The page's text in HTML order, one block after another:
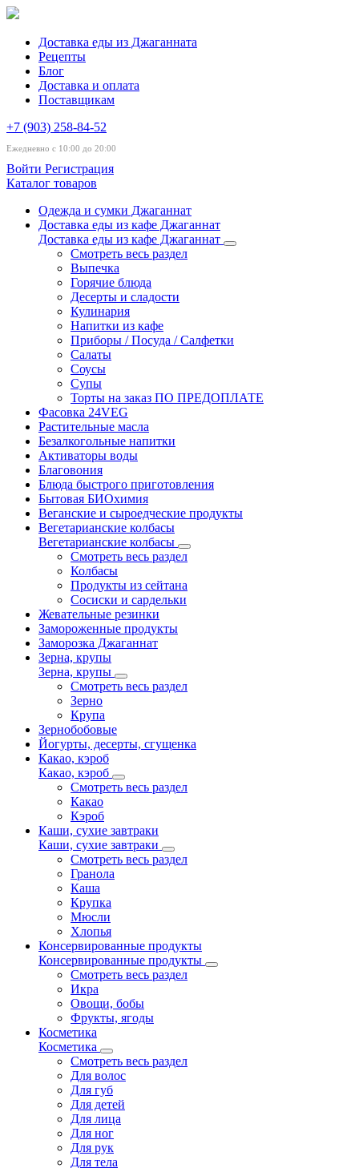
Доставка еды из Джаганната
Рецепты
Блог
Доставка и оплата
Поставщикам
+7 (903) 258-84-52
Ежедневно с 10:00 до 20:00
Войти Регистрация
Каталог товаров
Одежда и сумки Джаганнат
Доставка еды из кафе Джаганнат
Доставка еды из кафе Джаганнат
Смотреть весь раздел
Выпечка
Горячие блюда
Десерты и сладости
Кулинария
Напитки из кафе
Приборы / Посуда / Салфетки
Салаты
Соусы
Супы
Торты на заказ ПО ПРЕДОПЛАТЕ
Фасовка 24VEG
Растительные масла
Безалкогольные напитки
Активаторы воды
Благовония
Блюда быстрого приготовления
Бытовая БИОхимия
Веганские и сыроедческие продукты
Вегетарианские колбасы
Вегетарианские колбасы
Смотреть весь раздел
Колбасы
Продукты из сейтана
Сосиски и сардельки
Жевательные резинки
Замороженные продукты
Заморозка Джаганнат
Зерна, крупы
Зерна, крупы
Смотреть весь раздел
Зерно
Крупа
Зернобобовые
Йогурты, десерты, сгущенка
Какао, кэроб
Какао, кэроб
Смотреть весь раздел
Какао
Кэроб
Каши, сухие завтраки
Каши, сухие завтраки
Смотреть весь раздел
Гранола
Каша
Крупка
Мюсли
Хлопья
Консервированные продукты
Консервированные продукты
Смотреть весь раздел
Икра
Овощи, бобы
Фрукты, ягоды
Косметика
Косметика
Смотреть весь раздел
Для волос
Для губ
Для детей
Для лица
Для ног
Для рук
Для тела